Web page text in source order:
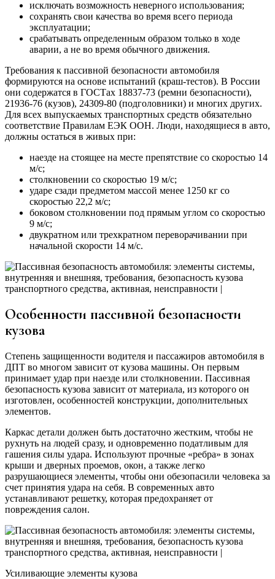
исключать возможность неверного использования;
сохранять свои качества во время всего периода
эксплуатации;
срабатывать определенным образом только в ходе
аварии, а не во время обычного движения.
Требования к пассивной безопасности автомобиля
формируются на основе испытаний (краш-тестов). В России
они содержатся в ГОСТах 18837-73 (ремни безопасности),
21936-76 (кузов), 24309-80 (подголовники) и многих других.
Для всех выпускаемых транспортных средств обязательно
соответствие Правилам ЕЭК ООН. Люди, находящиеся в авто,
должны остаться в живых при:
наезде на стоящее на месте препятствие со скоростью 14
м/с;
столкновении со скоростью 19 м/с;
ударе сзади предметом массой менее 1250 кг со
скоростью 22,2 м/с;
боковом столкновении под прямым углом со скоростью
9 м/с;
двукратном или трехкратном переворачивании при
начальной скорости 14 м/с.
Особенности пассивной безопасности
кузова
Степень защищенности водителя и пассажиров автомобиля в
ДПТ во многом зависит от кузова машины. Он первым
принимает удар при наезде или столкновении. Пассивная
безопасность кузова зависит от материала, из которого он
изготовлен, особенностей конструкции, дополнительных
элементов.
Каркас детали должен быть достаточно жестким, чтобы не
рухнуть на людей сразу, и одновременно податливым для
гашения силы удара. Используют прочные «ребра» в зонах
крыши и дверных проемов, окон, а также легко
разрушающиеся элементы, чтобы они обезопасили человека за
счет принятия удара на себя. В современных авто
устанавливают решетку, которая предохраняет от
повреждения салон.
Усиливающие элементы кузова